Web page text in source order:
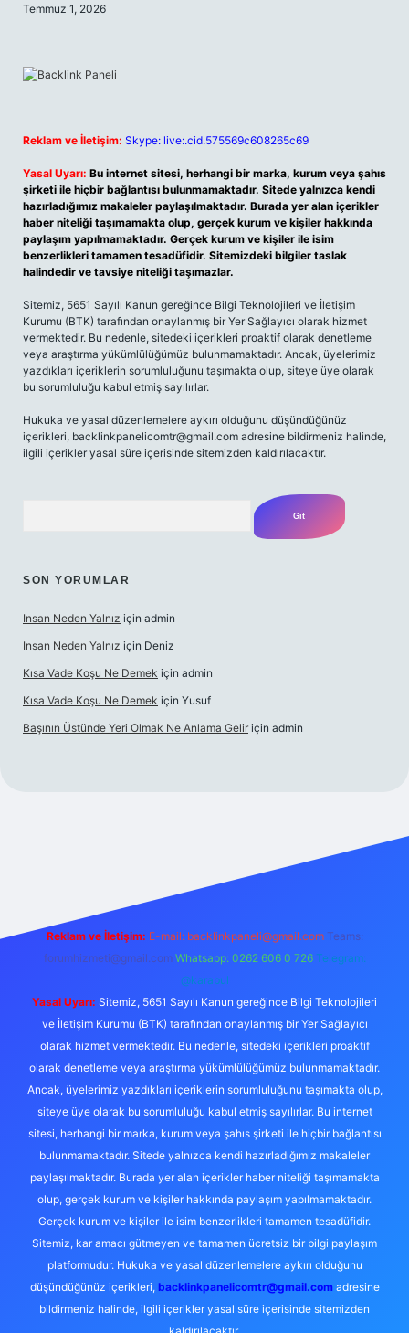
Temmuz 1, 2026
Reklam ve İletişim: Skype: live:.cid.575569c608265c69
Yasal Uyarı: Bu internet sitesi, herhangi bir marka, kurum veya şahıs
şirketi ile hiçbir bağlantısı bulunmamaktadır. Sitede yalnızca kendi
hazırladığımız makaleler paylaşılmaktadır. Burada yer alan içerikler
haber niteliği taşımamakta olup, gerçek kurum ve kişiler hakkında
paylaşım yapılmamaktadır. Gerçek kurum ve kişiler ile isim
benzerlikleri tamamen tesadüfidir. Sitemizdeki bilgiler taslak
halindedir ve tavsiye niteliği taşımazlar.
Sitemiz, 5651 Sayılı Kanun gereğince Bilgi Teknolojileri ve İletişim
Kurumu (BTK) tarafından onaylanmış bir Yer Sağlayıcı olarak hizmet
vermektedir. Bu nedenle, sitedeki içerikleri proaktif olarak denetleme
veya araştırma yükümlülüğümüz bulunmamaktadır. Ancak, üyelerimiz
yazdıkları içeriklerin sorumluluğunu taşımakta olup, siteye üye olarak
bu sorumluluğu kabul etmiş sayılırlar.
Hukuka ve yasal düzenlemelere aykırı olduğunu düşündüğünüz
içerikleri, backlinkpanelicomtr@gmail.com adresine bildirmeniz halinde,
ilgili içerikler yasal süre içerisinde sitemizden kaldırılacaktır.
SON YORUMLAR
Insan Neden Yalnız için admin
Insan Neden Yalnız için Deniz
Kısa Vade Koşu Ne Demek için admin
Kısa Vade Koşu Ne Demek için Yusuf
Başının Üstünde Yeri Olmak Ne Anlama Gelir için admin
Reklam ve İletişim: E-mail: backlinkpaneli@gmail.com Teams:
forumhizmeti@gmail.com Whatsapp: 0262 606 0 726 Telegram:
@karabul
Yasal Uyarı: Sitemiz, 5651 Sayılı Kanun gereğince Bilgi Teknolojileri
ve İletişim Kurumu (BTK) tarafından onaylanmış bir Yer Sağlayıcı
olarak hizmet vermektedir. Bu nedenle, sitedeki içerikleri proaktif
olarak denetleme veya araştırma yükümlülüğümüz bulunmamaktadır.
Ancak, üyelerimiz yazdıkları içeriklerin sorumluluğunu taşımakta olup,
siteye üye olarak bu sorumluluğu kabul etmiş sayılırlar. Bu internet
sitesi, herhangi bir marka, kurum veya şahıs şirketi ile hiçbir bağlantısı
bulunmamaktadır. Sitede yalnızca kendi hazırladığımız makaleler
paylaşılmaktadır. Burada yer alan içerikler haber niteliği taşımamakta
olup, gerçek kurum ve kişiler hakkında paylaşım yapılmamaktadır.
Gerçek kurum ve kişiler ile isim benzerlikleri tamamen tesadüfidir.
Sitemiz, kar amacı gütmeyen ve tamamen ücretsiz bir bilgi paylaşım
platformudur. Hukuka ve yasal düzenlemelere aykırı olduğunu
düşündüğünüz içerikleri, backlinkpanelicomtr@gmail.comadresine
bildirmeniz halinde, ilgili içerikler yasal süre içerisinde sitemizden